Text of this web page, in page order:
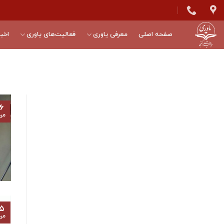
Skip
to
content
صفحه اصلی معرفی یاوری فعالیت‌های یاوری